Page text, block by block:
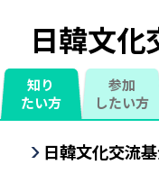
日韓文化
知り
たい方
参加
したい方
日韓文化交流